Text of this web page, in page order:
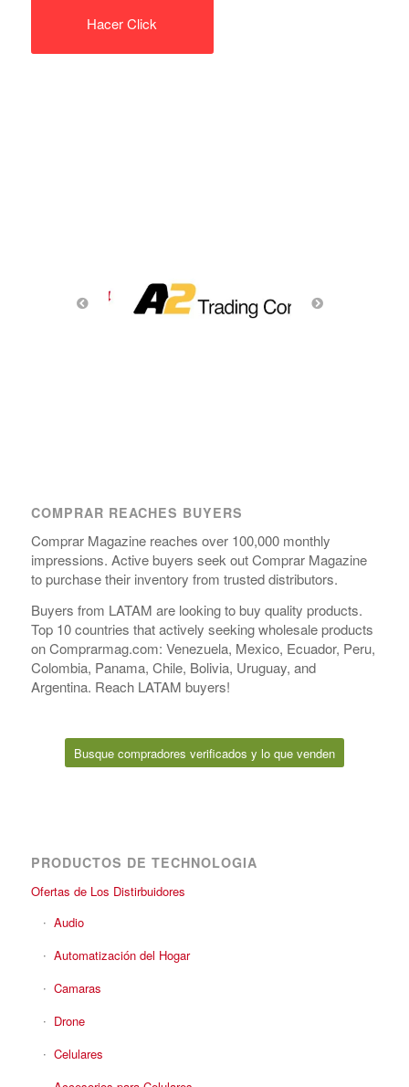
Hacer Click
COMPRAR REACHES BUYERS
Comprar Magazine reaches over 100,000 monthly
impressions. Active buyers seek out Comprar Magazine
to purchase their inventory from trusted distributors.
Buyers from LATAM are looking to buy quality products.
Top 10 countries that actively seeking wholesale products
on Comprarmag.com: Venezuela, Mexico, Ecuador, Peru,
Colombia, Panama, Chile, Bolivia, Uruguay, and
Argentina. Reach LATAM buyers!
Busque compradores verificados y lo que venden
PRODUCTOS DE TECHNOLOGIA
Ofertas de Los Distirbuidores
Audio
Automatización del Hogar
Camaras
Drone
Celulares